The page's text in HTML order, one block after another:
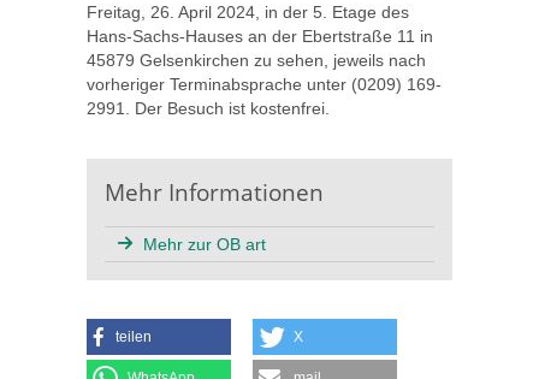
Freitag, 26. April 2024, in der 5. Etage des
Hans-Sachs-Hauses an der Ebertstraße 11 in
45879 Gelsenkirchen zu sehen, jeweils nach
vorheriger Terminabsprache unter (0209) 169-
2991. Der Besuch ist kostenfrei.
Mehr Informationen
Mehr zur OB art
teilen X